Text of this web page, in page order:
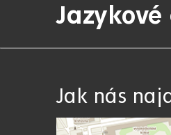
Jak nás